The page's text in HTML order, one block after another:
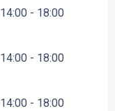
14:00 - 18:00
14:00 - 18:00
14:00 - 18:00